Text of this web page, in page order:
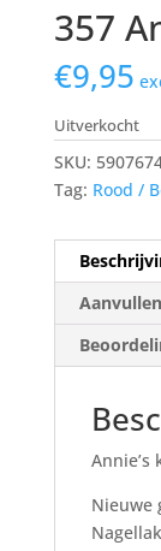
357
€9,95
Uitverkocht
SKU:
Tag: Rood /
Nieuwe